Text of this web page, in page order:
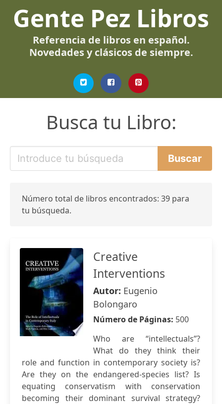
Gente Pez Libros
Referencia de libros en español.
Novedades y clásicos de siempre.
Busca tu Libro:
Número total de libros encontrados: 39 para
tu búsqueda.
Creative
Interventions
Autor: Eugenio
Bolongaro
Número de Páginas: 500
Who are “intellectuals”?
What do they think their
role and function in contemporary society is?
Are they on the endangered-species list? Is
equating conservatism with conservation
becoming their dominant survival strategy?